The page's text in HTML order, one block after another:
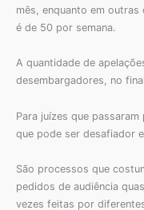
mês, enquanto em
é de 50 por semana.
A quantidade de
desembargadores, no
Para juízes que
que pode ser desafiador
São processos que
pedidos de audiência
vezes feitas por